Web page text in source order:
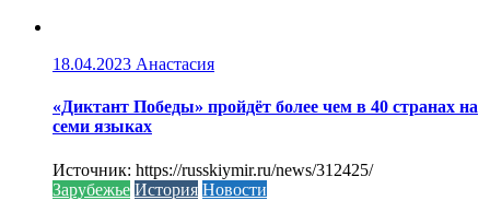
18.04.2023 Анастасия
«Диктант Победы» пройдёт более чем в 40 странах на
семи языках
Источник: https://russkiymir.ru/news/312425/
Зарубежье История Новости